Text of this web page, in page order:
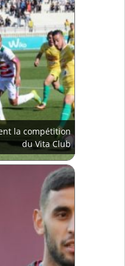
la compétition
du Vita Club